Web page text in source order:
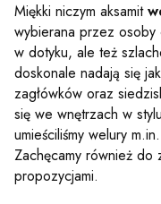
Miękki niczym aksamit
wybierana przez osoby
w dotyku, ale też
doskonale nadają się
zagłówków oraz
się we wnętrzach w
umieściliśmy welury
Zachęcamy również do
propozycjami.